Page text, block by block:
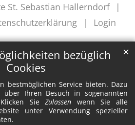
bezüglich
Cookies
bestmöglichen Service bieten. Dazu
über Ihren Besuch in sogenannten
Klicken SieZulassen wenn Sie alle
unter Verwendung spezieller
✕
St. Sebastian Hallerndorf
Login